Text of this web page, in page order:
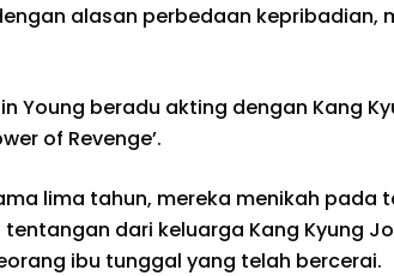
alasan perbedaan kepribadian,
Young beradu akting dengan Kang
of Revenge’.
lima tahun, mereka menikah pada
dari keluarga Kang Kyung
ibu tunggal yang telah bercerai.